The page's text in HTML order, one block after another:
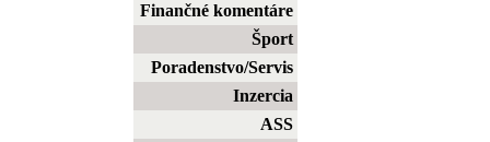
Finančné komentáre
Šport
Poradenstvo/Servis
Inzercia
ASS